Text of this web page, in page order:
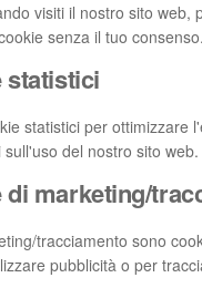
visiti il nostro sito
senza il tuo consenso.
statistici
statistici per ottimizzare
del nostro sito
di marketing/
tracciamento sono
pubblicità o per